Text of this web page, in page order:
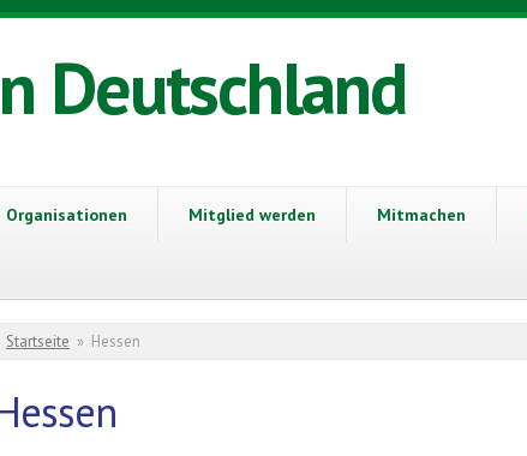
Deutschland
Organisationen Mitglied werden Mitmachen
Sie sind hier
Startseite » Hessen